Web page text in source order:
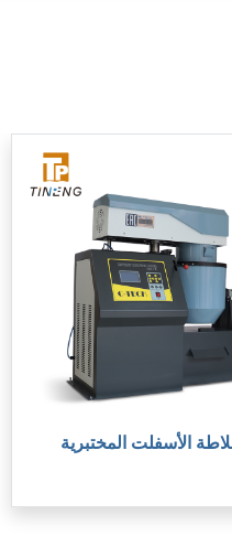
الأسفلت المختبرية